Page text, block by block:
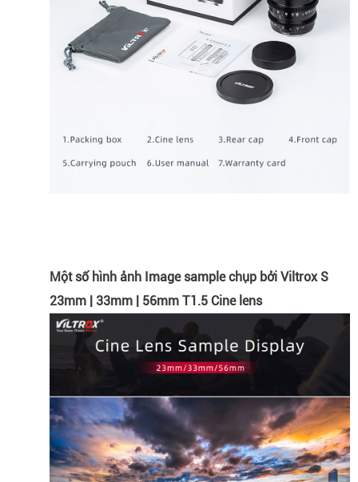
Một số hình ảnh Image sample chụp bởi Viltrox S
23mm | 33mm | 56mm T1.5 Cine lens